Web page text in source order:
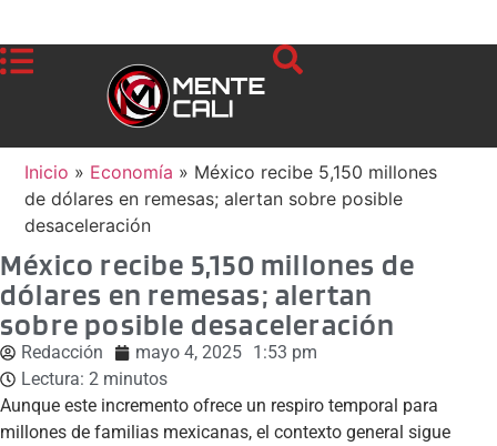
Inicio » Economía » México recibe 5,150 millones
de dólares en remesas; alertan sobre posible
desaceleración
México recibe 5,150 millones de
dólares en remesas; alertan
sobre posible desaceleración
Redacción mayo 4, 2025 1:53 pm
Lectura: 2 minutos
Aunque este incremento ofrece un respiro temporal para
millones de familias mexicanas, el contexto general sigue